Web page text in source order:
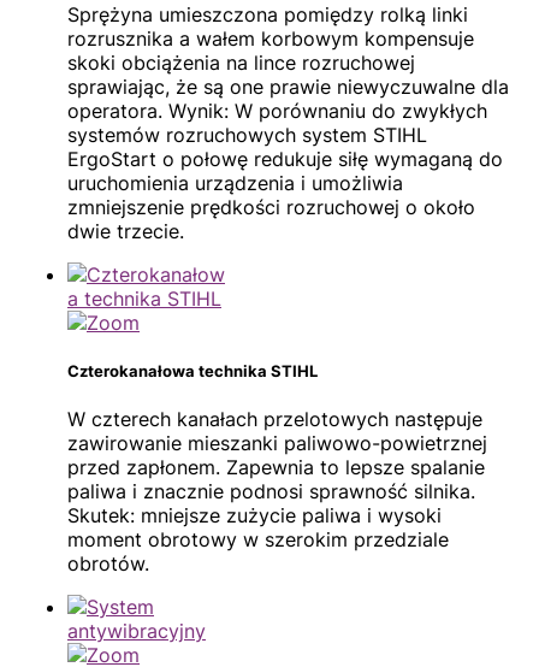
Sprężyna umieszczona pomiędzy rolką linki
rozrusznika a wałem korbowym kompensuje
skoki obciążenia na lince rozruchowej
sprawiając, że są one prawie niewyczuwalne dla
operatora. Wynik: W porównaniu do zwykłych
systemów rozruchowych system STIHL
ErgoStart o połowę redukuje siłę wymaganą do
uruchomienia urządzenia i umożliwia
zmniejszenie prędkości rozruchowej o około
dwie trzecie.
Czterokanałowa technika STIHL
W czterech kanałach przelotowych następuje
zawirowanie mieszanki paliwowo-powietrznej
przed zapłonem. Zapewnia to lepsze spalanie
paliwa i znacznie podnosi sprawność silnika.
Skutek: mniejsze zużycie paliwa i wysoki
moment obrotowy w szerokim przedziale
obrotów.